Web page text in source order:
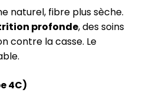
naturel, fibre plus sèche.
profonde, des soins
contre la casse. Le
4C)